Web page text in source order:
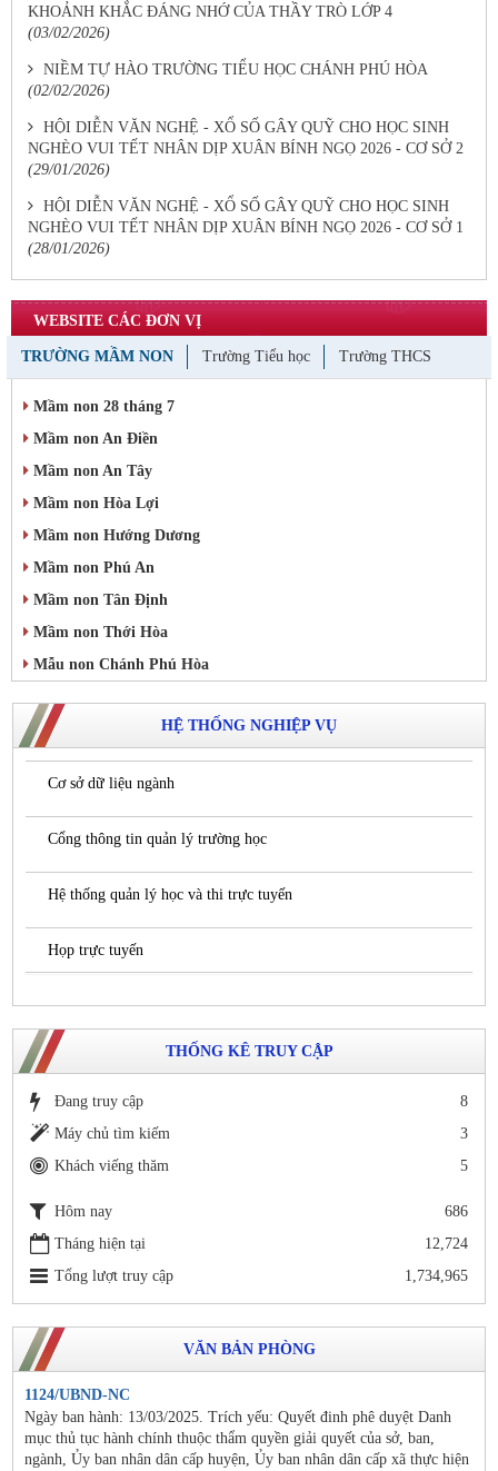
KHOẢNH KHẮC ĐÁNG NHỚ CỦA THẦY TRÒ LỚP 4
(03/02/2026)
NIỀM TỰ HÀO TRƯỜNG TIỂU HỌC CHÁNH PHÚ HÒA
(02/02/2026)
HỘI DIỄN VĂN NGHỆ - XỔ SỐ GÂY QUỸ CHO HỌC SINH
NGHÈO VUI TẾT NHÂN DỊP XUÂN BÍNH NGỌ 2026 - CƠ SỞ 2
(29/01/2026)
HỘI DIỄN VĂN NGHỆ - XỔ SỐ GÂY QUỸ CHO HỌC SINH
NGHÈO VUI TẾT NHÂN DỊP XUÂN BÍNH NGỌ 2026 - CƠ SỞ 1
(28/01/2026)
WEBSITE CÁC ĐƠN VỊ
TRƯỜNG MẦM NON Trường Tiểu học Trường THCS
Mầm non 28 tháng 7
Mầm non An Điền
Mầm non An Tây
Mầm non Hòa Lợi
Mầm non Hướng Dương
Mầm non Phú An
Mầm non Tân Định
Mầm non Thới Hòa
Mẫu non Chánh Phú Hòa
HỆ THỐNG NGHIỆP VỤ
Cơ sở dữ liệu ngành
Cổng thông tin quản lý trường học
Hệ thống quản lý học và thi trực tuyến
Họp trực tuyến
THỐNG KÊ TRUY CẬP
Đang truy cập
8
Máy chủ tìm kiếm
3
Khách viếng thăm
5
Hôm nay
686
Tháng hiện tại
12,724
Tổng lượt truy cập
1,734,965
VĂN BẢN PHÒNG
1124/UBND-NC
Ngày ban hành: 13/03/2025. Trích yếu: Quyết đinh phê duyệt Danh
mục thủ tục hành chính thuộc thẩm quyền giải quyết của sở, ban,
ngành, Ủy ban nhân dân cấp huyện, Ủy ban nhân dân cấp xã thực hiện